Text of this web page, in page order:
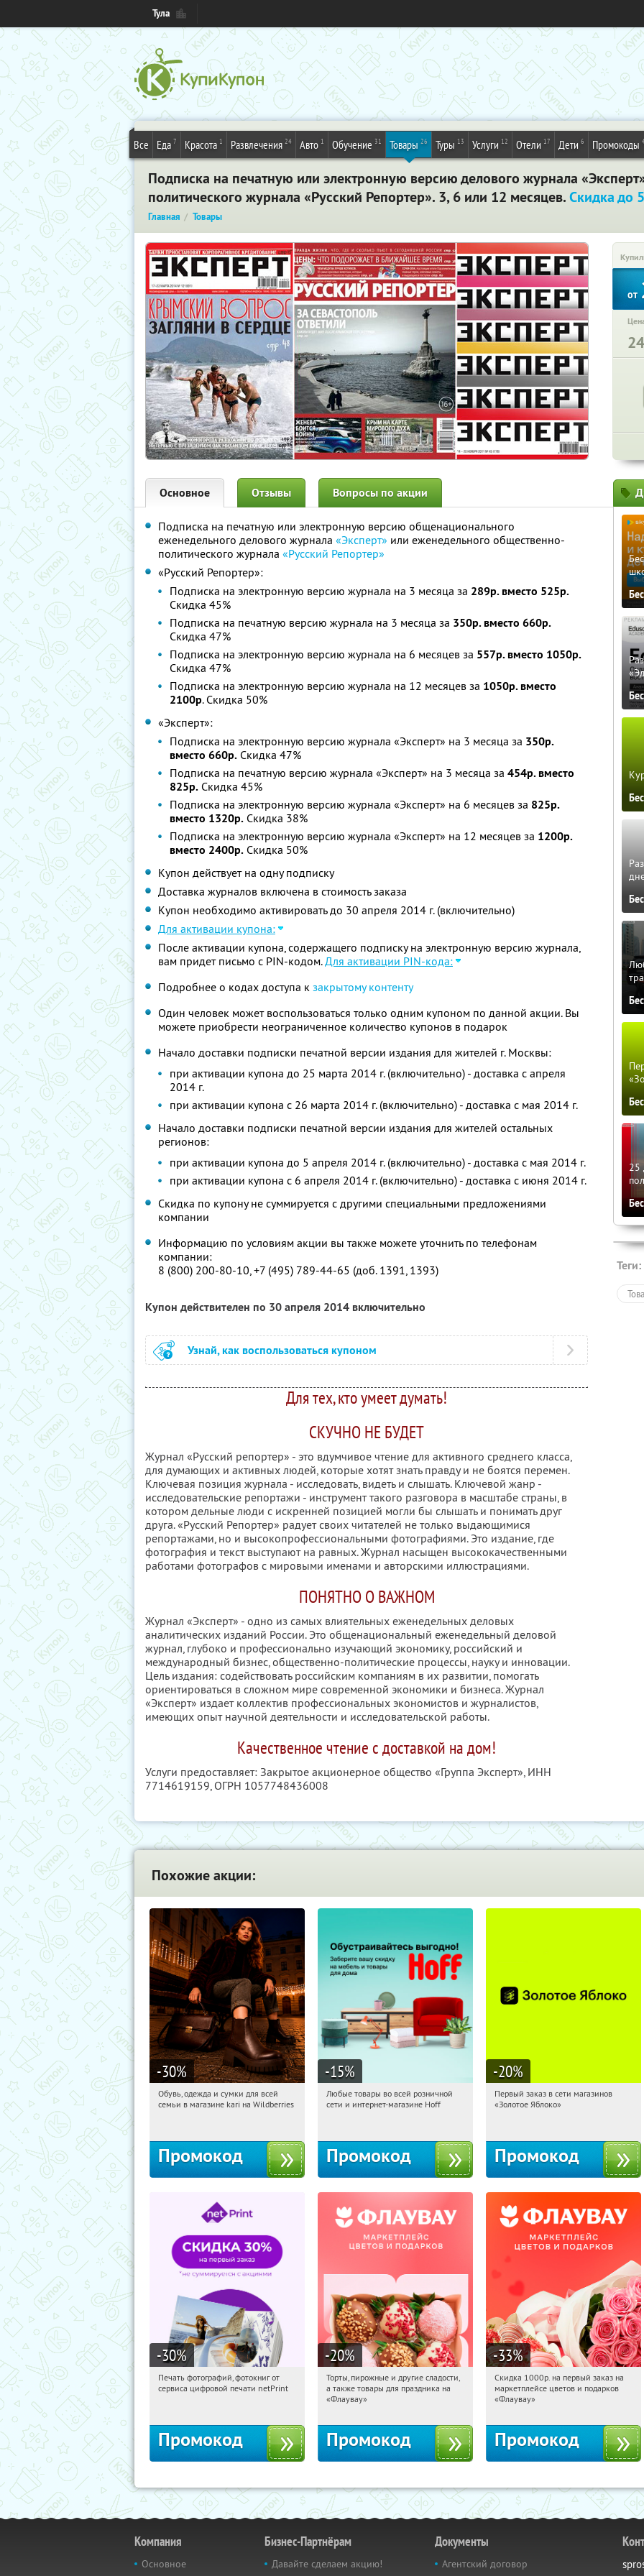
Тула
Все Еда 7 Красота 1 Развлечения 24 Авто 1 Обучение 31 Товары 26 Туры 13 Услуги 12 Отели 17 Дети 6 Промокоды
Подписка на печатную или электронную версию делового журнала
политического журнала «Русский Репортер». 3, 6 или 12 месяцев.Скидка до
Главная Товары
от
Основное Отзывы Вопросы по акции
Подписка на печатную или электронную версию общенационального
еженедельного делового журнала «Эксперт» или еженедельного общественно-
политического журнала «Русский Репортер»
«Русский Репортер»:
Подписка на электронную версию журнала на 3 месяца за 289р. вместо 525р.
Скидка 45%
Подписка на печатную версию журнала на 3 месяца за 350р. вместо 660р.
Скидка 47%
Подписка на электронную версию журнала на 6 месяцев за 557р. вместо 1050р.
Скидка 47%
Подписка на электронную версию журнала на 12 месяцев за 1050р. вместо
2100р. Скидка 50%
«Эксперт»:
Подписка на электронную версию журнала «Эксперт» на 3 месяца за 350р.
вместо 660р. Скидка 47%
Подписка на печатную версию журнала «Эксперт» на 3 месяца за 454р. вместо
825р. Скидка 45%
Подписка на электронную версию журнала «Эксперт» на 6 месяцев за 825р.
вместо 1320р. Скидка 38%
Подписка на электронную версию журнала «Эксперт» на 12 месяцев за 1200р.
вместо 2400р. Скидка 50%
Купон действует на одну подписку
Доставка журналов включена в стоимость заказа
Купон необходимо активировать до 30 апреля 2014 г. (включительно)
Для активации купона:
После активации купона, содержащего подписку на электронную версию журнала,
вам придет письмо с PIN-кодом.Для активации PIN-кода:
Подробнее о кодах доступа к закрытому контенту
Один человек может воспользоваться только одним купоном по данной акции. Вы
можете приобрести неограниченное количество купонов в подарок
Начало доставки подписки печатной версии издания для жителей г. Москвы:
при активации купона до 25 марта 2014 г. (включительно) - доставка с апреля
2014 г.
при активации купона с 26 марта 2014 г. (включительно) - доставка с мая 2014 г.
Начало доставки подписки печатной версии издания для жителей остальных
регионов:
при активации купона до 5 апреля 2014 г. (включительно) - доставка с мая 2014 г.
при активации купона с 6 апреля 2014 г. (включительно) - доставка с июня 2014 г.
Скидка по купону не суммируется с другими специальными предложениями
компании
Информацию по условиям акции вы также можете уточнить по телефонам
компании:
8 (800) 200-80-10, +7 (495) 789-44-65 (доб. 1391, 1393)
Купон действителен по 30 апреля 2014 включительно
Узнай, как воспользоваться купоном
Для тех, кто умеет думать!
СКУЧНО НЕ БУДЕТ
Журнал «Русский репортер» - это вдумчивое чтение для активного среднего класса,
для думающих и активных людей, которые хотят знать правду и не боятся перемен.
Ключевая позиция журнала - исследовать, видеть и слышать. Ключевой жанр -
исследовательские репортажи - инструмент такого разговора в масштабе страны, в
котором дельные люди с искренней позицией могли бы слышать и понимать друг
друга. «Русский Репортер» радует своих читателей не только выдающимися
репортажами, но и высокопрофессиональными фотографиями. Это издание, где
фотография и текст выступают на равных. Журнал насыщен высококачественными
работами фотографов с мировыми именами и авторскими иллюстрациями.
ПОНЯТНО О ВАЖНОМ
Журнал «Эксперт» - одно из самых влиятельных еженедельных деловых
аналитических изданий России. Это общенациональный еженедельный деловой
журнал, глубоко и профессионально изучающий экономику, российский и
международный бизнес, общественно-политические процессы, науку и инновации.
Цель издания: содействовать российским компаниям в их развитии, помогать
ориентироваться в сложном мире современной экономики и бизнеса. Журнал
«Эксперт» издает коллектив профессиональных экономистов и журналистов,
имеющих опыт научной деятельности и исследовательской работы.
Качественное чтение с доставкой на дом!
Услуги предоставляет: Закрытое акционерное общество «Группа Эксперт», ИНН
7714619159, ОГРН 1057748436008
25
Теги:
Похожие акции:
-30%
16:36:17 Получили:
Обувь, одежда и сумки для всей
семьи в магазине kari на Wildberries
Промокод
-15%
16:36:17 Получили:
Любые товары во всей розничной
сети и интернет-магазине Hoff
Промокод
-20%
16:36:17
Получи первым!
Первый заказ в сети магазинов
«Золотое Яблоко»
Промокод
-30%
16:36:17 Получили:
Печать фотографий, фотокниг от
сервиса цифровой печати netPrint
Промокод
-20%
16:36:17 Получили:
Россия
Торты, пирожные и другие сладости,
а также товары для праздника на
«Флаувау»
Промокод
-33%
16:36:17 Получили:
Россия
Скидка 1000р. на первый заказ на
маркетплейсе цветов и подарков
«Флаувау»
Промокод
Компания
Основное
Бизнес-Партнёрам
Давайте сделаем акцию!
Документы
Агентский договор